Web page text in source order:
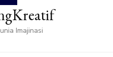
Imajinasi